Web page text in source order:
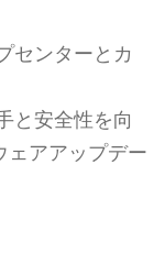
センターとカ
と安全性を向
ェアアップデー